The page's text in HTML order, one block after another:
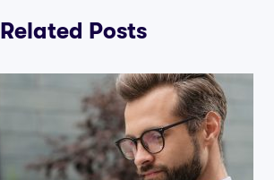
Related Posts